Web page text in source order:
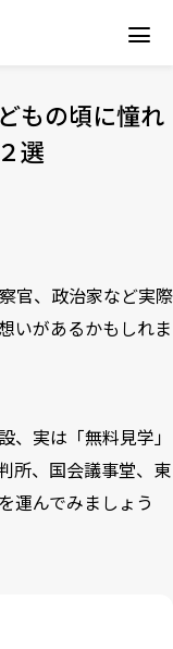
もの頃に憧れ
選
官、政治家など実際
いがあるかもしれま
、実は「無料見学」
所、国会議事堂、東
運んでみましょう